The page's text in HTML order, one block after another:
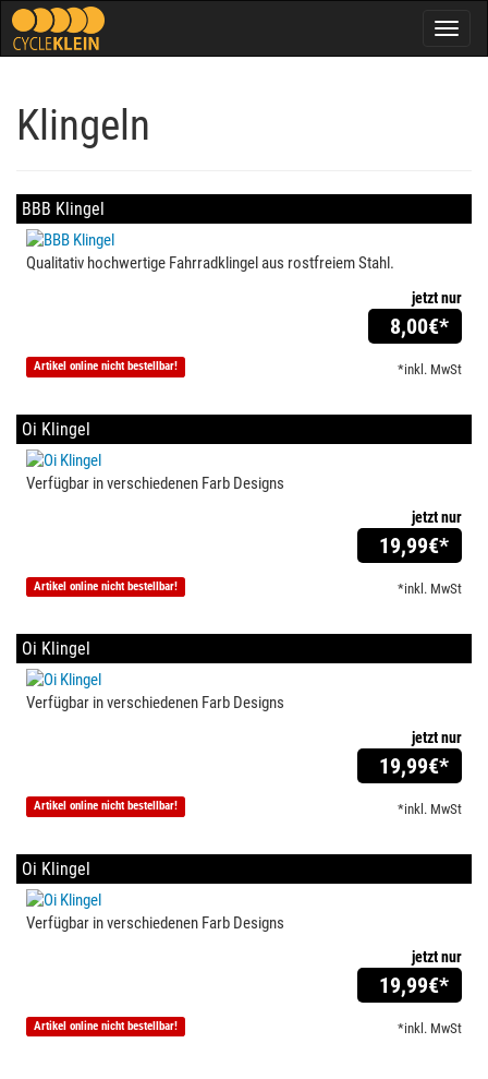
Klingeln
BBB Klingel
Qualitativ hochwertige Fahrradklingel aus rostfreiem Stahl.
jetzt nur
8,00€*
*inkl. MwSt
Artikel online nicht bestellbar!
Oi Klingel
Verfügbar in verschiedenen Farb Designs
jetzt nur
19,99€*
*inkl. MwSt
Artikel online nicht bestellbar!
Oi Klingel
Verfügbar in verschiedenen Farb Designs
jetzt nur
19,99€*
*inkl. MwSt
Artikel online nicht bestellbar!
Oi Klingel
Verfügbar in verschiedenen Farb Designs
jetzt nur
19,99€*
*inkl. MwSt
Artikel online nicht bestellbar!